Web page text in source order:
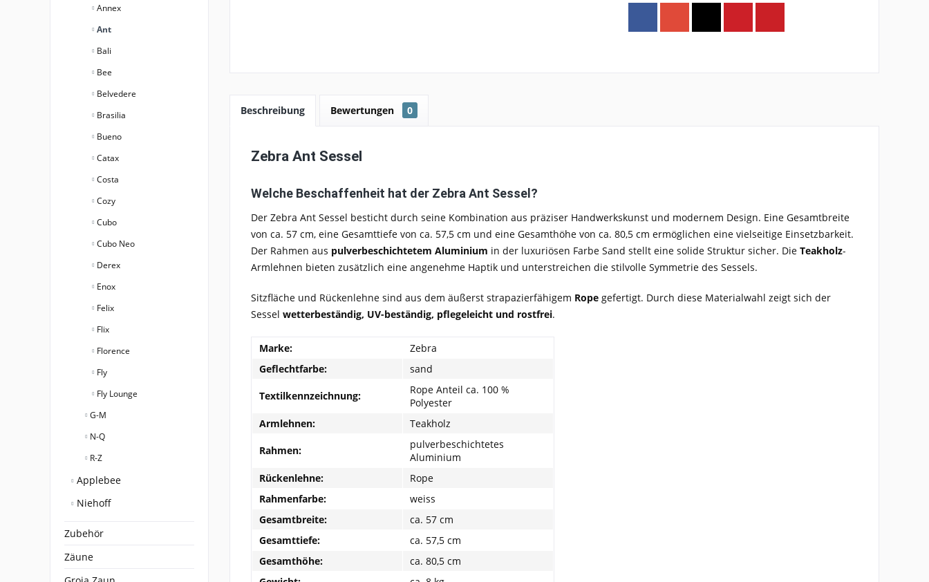
Annex
Ant
Bali
Bee
Belvedere
Brasilia
Bueno
Catax
Costa
Cozy
Cubo
Cubo Neo
Derex
Enox
Felix
Flix
Florence
Fly
Fly Lounge
G-M
N-Q
R-Z
Applebee
Niehoff
Zubehör
Zäune
Beschreibung Bewertungen 0
Zebra Ant Sessel
Welche Beschaffenheit hat der Zebra Ant Sessel?
Der Zebra Ant Sessel besticht durch seine Kombination aus präziser Handwerkskunst und modernem Design. Eine Gesamtbreite
von ca. 57 cm, eine Gesamttiefe von ca. 57,5 cm und eine Gesamthöhe von ca. 80,5 cm ermöglichen eine vielseitige Einsetzbarkeit.
Der Rahmen aus pulverbeschichtetem Aluminium in der luxuriösen Farbe Sand stellt eine solide Struktur sicher. Die Teakholz-
Armlehnen bieten zusätzlich eine angenehme Haptik und unterstreichen die stilvolle Symmetrie des Sessels.
Sitzfläche und Rückenlehne sind aus dem äußerst strapazierfähigem Rope gefertigt. Durch diese Materialwahl zeigt sich der
Sessel wetterbeständig, UV-beständig, pflegeleicht und rostfrei.
Marke:
Zebra
Geflechtfarbe:
sand
Textilkennzeichnung:
Rope Anteil ca. 100 %
Polyester
Armlehnen:
Teakholz
Rahmen:
pulverbeschichtetes
Aluminium
Rückenlehne:
Rope
Rahmenfarbe:
weiss
Gesamtbreite:
ca. 57 cm
Gesamttiefe:
ca. 57,5 cm
Gesamthöhe:
ca. 80,5 cm